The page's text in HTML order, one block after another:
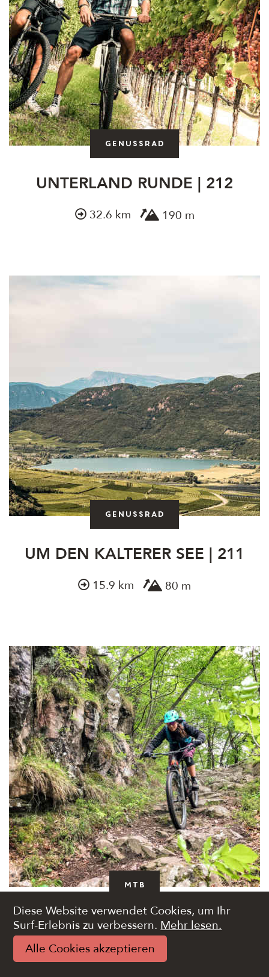
Genussrad
UNTERLAND RUNDE | 212
32.6 km 190 m
Genussrad
UM DEN KALTERER SEE | 211
15.9 km 80 m
MTB
TRAILRUNDE GRAUN | 22
14.20 km 750 m
Diese Website verwendet Cookies, um Ihr
Surf-Erlebnis zu verbessern. Mehr lesen.
Alle Cookies akzeptieren